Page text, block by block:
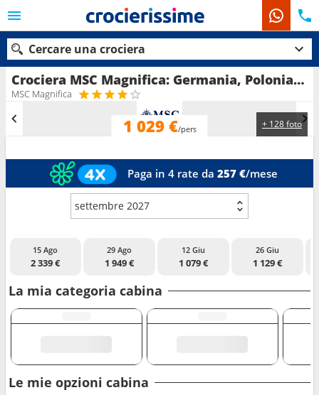
Crociera MSC Magnifica: Germania, Polonia, Lituania, Lettonia, Svezia, Danimarca in partenza da Copenhagen
MSC Magnifica
+ 128 foto
1 029 €/pers
Paga in 4 rate da 257 €/mese
settembre 2027
15 Ago
2 339 €
29 Ago
1 949 €
12 Giu
1 079 €
26 Giu
1 129 €
La mia categoria cabina
Le mie opzioni cabina
Cercare una crociera
Le nostre destinazioni
Mesi di partenza
Porti Compagnie